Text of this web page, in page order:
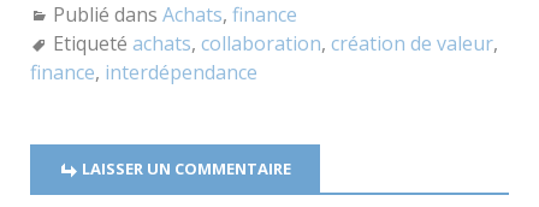
Publié dans Achats, finance
Etiqueté achats, collaboration, création de valeur,
finance, interdépendance
LAISSER UN COMMENTAIRE